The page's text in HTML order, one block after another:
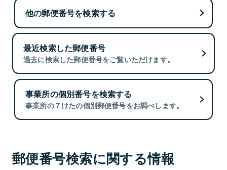
他の郵便番号を検索する
最近検索した郵便番号
過去に検索した郵便番号をご覧いただけます。
事業所の個別番号を検索する
事業所の７けたの個別郵便番号をお調べします。
郵便番号検索に関する情報